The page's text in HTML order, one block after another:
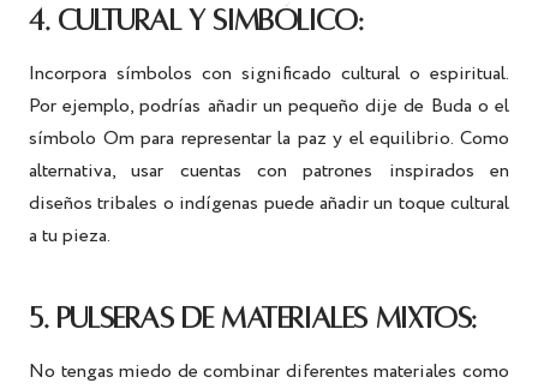
4. CULTURAL Y SIMBÓLICO:
Incorpora símbolos con significado cultural o espiritual.
Por ejemplo, podrías añadir un pequeño dije de Buda o el
símbolo Om para representar la paz y el equilibrio. Como
alternativa, usar cuentas con patrones inspirados en
diseños tribales o indígenas puede añadir un toque cultural
a tu pieza.
5. PULSERAS DE MATERIALES MIXTOS:
No tengas miedo de combinar diferentes materiales como